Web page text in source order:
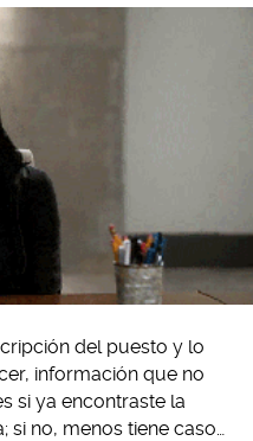
del puesto y lo
información que no
si ya encontraste la
si no, menos tiene caso…